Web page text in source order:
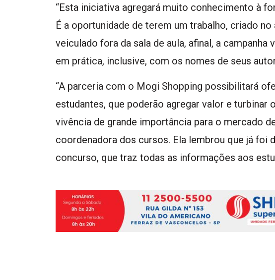
“Esta iniciativa agregará muito conhecimento à
É a oportunidade de terem um trabalho, criado
veiculado fora da sala de aula, afinal, a
em prática, inclusive, com os nomes de seus
“A parceria com o Mogi Shopping possibilitará
estudantes, que poderão agregar valor e turbinar
vivência de grande importância para o mercado
coordenadora dos cursos. Ela lembrou que já foi
concurso, que traz todas as informações aos